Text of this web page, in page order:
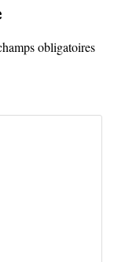
obligatoires